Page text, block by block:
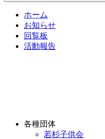
ホーム
お知らせ
回覧板
活動報告
各種団体
若杉子供会